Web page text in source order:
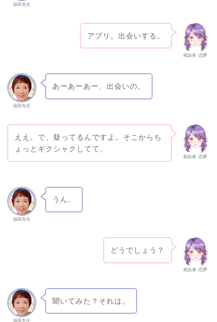
福茶先生
相談者･恋夢
アプリ。出会いする。
福茶先生
あーあーあー、出会いの。
相談者･恋夢
ええ。で、疑ってるんですよ。そこからち
ょっとギクシャクしてて、
福茶先生
うん。
相談者･恋夢
どうでしょう？
福茶先生
聞いてみた？それは。